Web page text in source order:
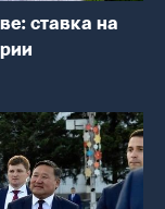
ставка на